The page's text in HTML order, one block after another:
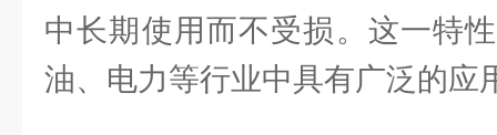
中长期使用而不受损。这一特
油、电力等行业中具有广泛的应